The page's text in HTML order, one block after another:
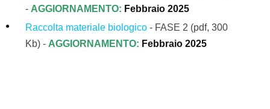
- AGGIORNAMENTO: Febbraio 2025
Raccolta materiale biologico - FASE 2 (pdf, 300
Kb) - AGGIORNAMENTO: Febbraio 2025